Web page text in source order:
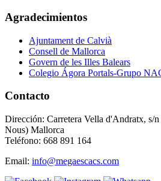
Agradecimientos
Ajuntament de Calvià
Consell de Mallorca
Govern de les Illes Balears
Colegio Ágora Portals-Grupo
Contacto
Dirección: Carretera Vella d'Andratx, s/
Nous) Mallorca
Teléfono: 668 891 164
Email: info@megaescacs.com